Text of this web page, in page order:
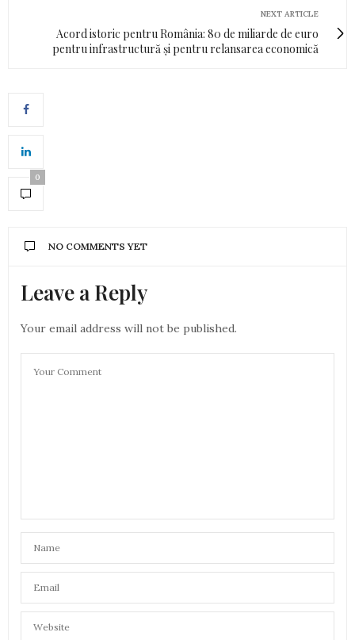
NEXT ARTICLE
Acord istoric pentru România: 80 de miliarde de euro
pentru infrastructură și pentru relansarea economică
0
NO COMMENTS YET
Leave a Reply
Your email address will not be published.